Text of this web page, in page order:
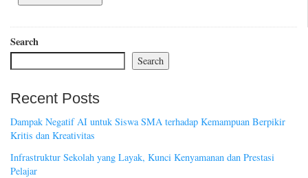
Search
Search
Recent Posts
Dampak Negatif AI untuk Siswa SMA terhadap Kemampuan Berpikir
Kritis dan Kreativitas
Infrastruktur Sekolah yang Layak, Kunci Kenyamanan dan Prestasi
Pelajar